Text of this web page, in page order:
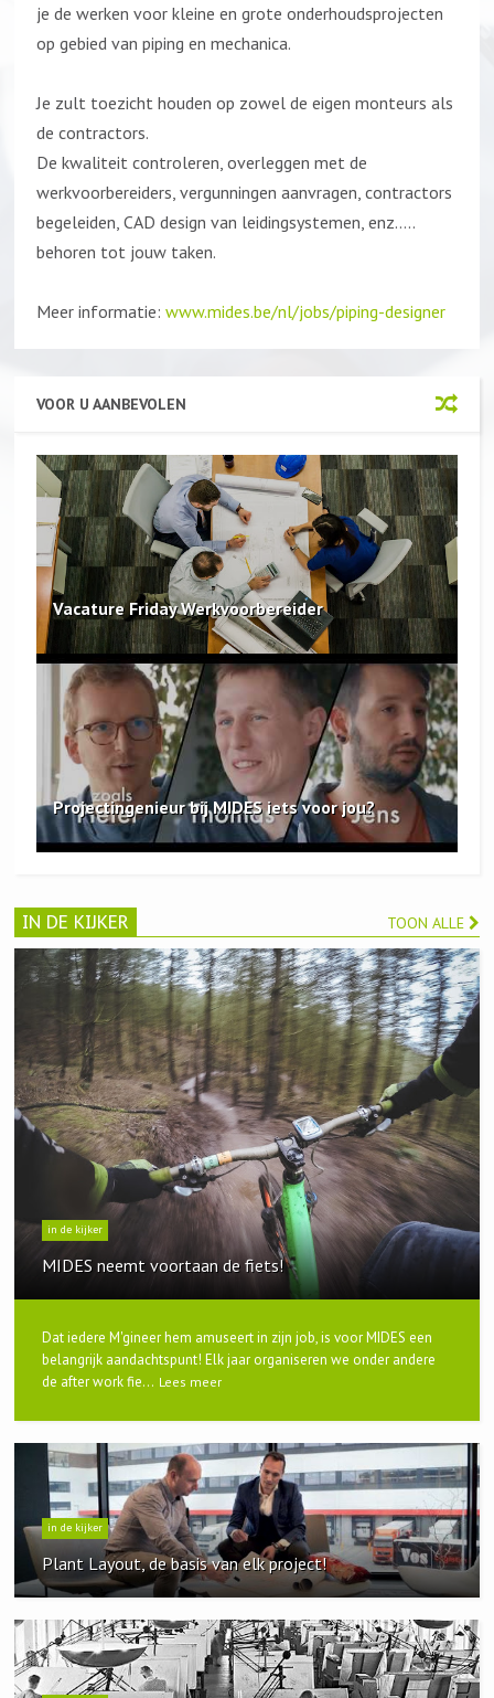
je de werken voor kleine en grote onderhoudsprojecten
op gebied van piping en mechanica.
Je zult toezicht houden op zowel de eigen monteurs als
de contractors.
De kwaliteit controleren, overleggen met de
werkvoorbereiders, vergunningen aanvragen, contractors
begeleiden, CAD design van leidingsystemen, enz…..
behoren tot jouw taken.
Meer informatie:www.mides.be/nl/jobs/piping-designer
VOOR U AANBEVOLEN
Vacature Friday Werkvoorbereider
Projectingenieur bij MIDES iets voor jou?
IN DE KIJKER TOON ALLE
in de kijker
MIDES neemt voortaan de fiets!
Dat iedere M'gineer hem amuseert in zijn job, is voor MIDES een
belangrijk aandachtspunt! Elk jaar organiseren we onder andere
de after work fie... Lees meer
in de kijker
Plant Layout, de basis van elk project!